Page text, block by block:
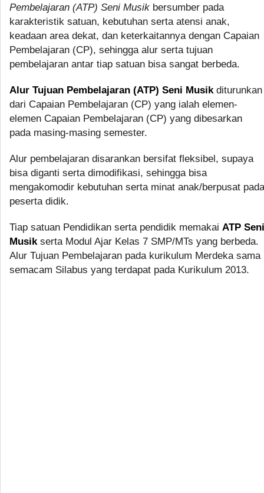
Pembelajaran (ATP) Seni Musik bersumber pada
karakteristik satuan, kebutuhan serta atensi anak,
keadaan area dekat, dan keterkaitannya dengan Capaian
Pembelajaran (CP), sehingga alur serta tujuan
pembelajaran antar tiap satuan bisa sangat berbeda.
Alur Tujuan Pembelajaran (ATP) Seni Musikditurunkan
dari Capaian Pembelajaran (CP) yang ialah elemen-
elemen Capaian Pembelajaran (CP) yang dibesarkan
pada masing-masing semester.
Alur pembelajaran disarankan bersifat fleksibel, supaya
bisa diganti serta dimodifikasi, sehingga bisa
mengakomodir kebutuhan serta minat anak/berpusat pada
peserta didik.
Tiap satuan Pendidikan serta pendidik memakai ATP Seni
Musikserta Modul Ajar Kelas 7 SMP/MTs yang berbeda.
Alur Tujuan Pembelajaran pada kurikulum Merdeka sama
semacam Silabus yang terdapat pada Kurikulum 2013.